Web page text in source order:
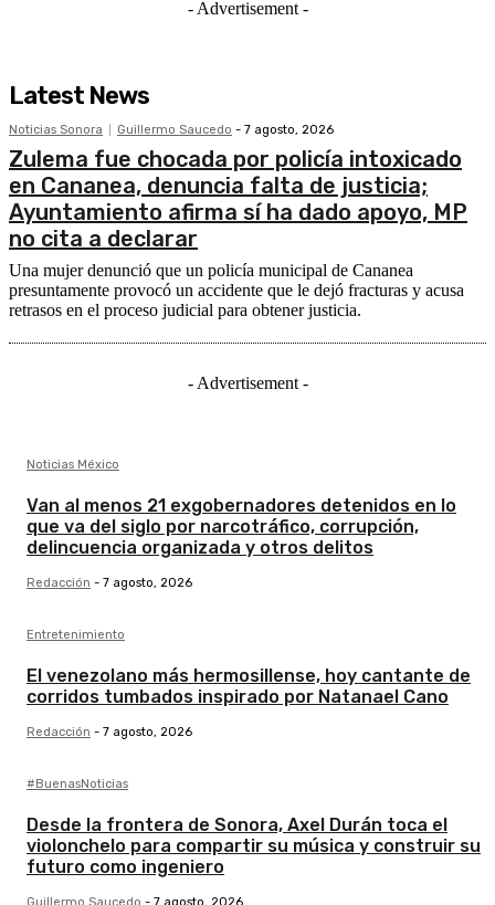
- Advertisement -
Latest News
Noticias Sonora Guillermo Saucedo - 7 agosto, 2026
Zulema fue chocada por policía intoxicado
en Cananea, denuncia falta de justicia;
Ayuntamiento afirma sí ha dado apoyo, MP
no cita a declarar
Una mujer denunció que un policía municipal de Cananea
presuntamente provocó un accidente que le dejó fracturas y acusa
retrasos en el proceso judicial para obtener justicia.
- Advertisement -
Noticias México
Van al menos 21 exgobernadores detenidos en lo
que va del siglo por narcotráfico, corrupción,
delincuencia organizada y otros delitos
Redacción - 7 agosto, 2026
Entretenimiento
El venezolano más hermosillense, hoy cantante de
corridos tumbados inspirado por Natanael Cano
Redacción - 7 agosto, 2026
#BuenasNoticias
Desde la frontera de Sonora, Axel Durán toca el
violonchelo para compartir su música y construir su
futuro como ingeniero